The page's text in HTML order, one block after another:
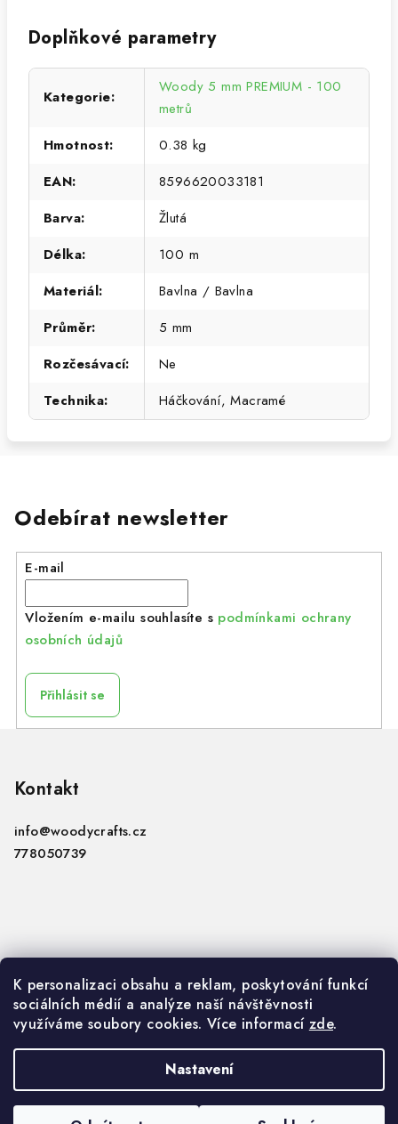
K personalizaci obsahu a reklam, poskytování funkcí
sociálních médií a analýze naší návštěvnosti
využíváme soubory cookies. Více informací zde.
Nastavení
Doplňkové parametry
Kategorie:
Woody 5 mm PREMIUM - 100
metrů
Hmotnost:
0.38 kg
EAN:
8596620033181
Barva:
Žlutá
Délka:
100 m
Materiál:
Bavlna / Bavlna
Průměr:
5 mm
Rozčesávací:
Ne
Technika: Háčkování, Macramé
Odebírat newsletter
E-mail
Vložením e-mailu souhlasíte s podmínkami ochrany
osobních údajů
Přihlásit se
Kontakt
info@woodycrafts.cz
778050739
VOP
GDPR
Copyright 2026Woody Crafts B2B. Všechna práva
vyhrazena.Upravit nastavení cookies